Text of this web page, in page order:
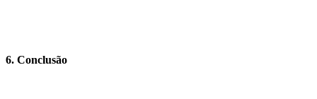
6. Conclusão